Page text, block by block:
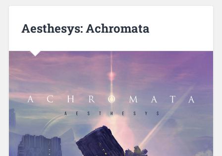
Aesthesys: Achromata